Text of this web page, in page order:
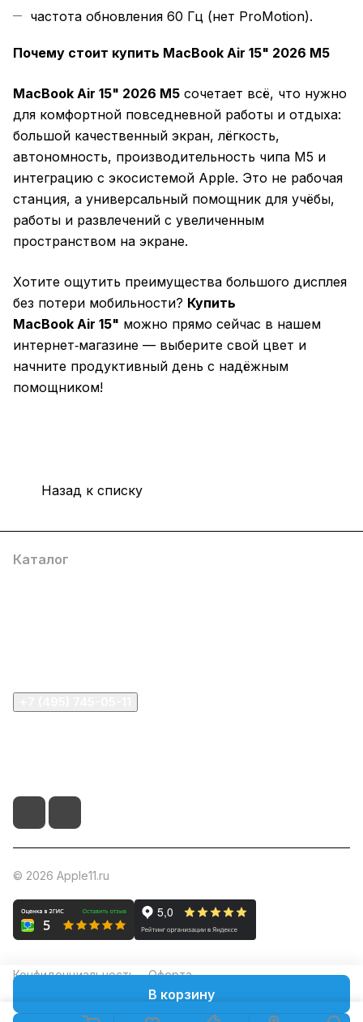
В корзину
частота обновления 60 Гц (нет ProMotion).
Почему стоит купить MacBook Air 15" 2026 M5
MacBook Air 15" 2026 M5 сочетает всё, что нужно
для комфортной повседневной работы и отдыха:
большой качественный экран, лёгкость,
автономность, производительность чипа M5 и
интеграцию с экосистемой Apple. Это не рабочая
станция, а универсальный помощник для учёбы,
работы и развлечений с увеличенным
пространством на экране.
Хотите ощутить преимущества большого дисплея
без потери мобильности? Купить
MacBook Air 15" можно прямо сейчас в нашем
интернет‑магазине — выберите свой цвет и
начните продуктивный день с надёжным
помощником!
Назад к списку
Каталог
© 2026 Apple11.ru
Конфиденциальность Оферта